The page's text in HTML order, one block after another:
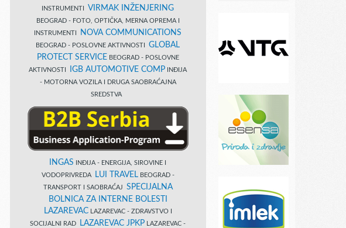
INSTRUMENTI VIRMAK INŽENJERING
BEOGRAD - FOTO, OPTIČKA, MERNA OPREMA I
INSTRUMENTI
NOVA COMMUNICATIONS
BEOGRAD - POSLOVNE AKTIVNOSTI GLOBAL
PROTECT SERVICE BEOGRAD - POSLOVNE
AKTIVNOSTI
IGB AUTOMOTIVE COMP INĐIJA
- MOTORNA VOZILA I DRUGA SAOBRAĆAJNA
SREDSTVA
INGAS INĐIJA - ENERGIJA, SIROVINE I
VODOPRIVREDA
LUI TRAVELBEOGRAD -
TRANSPORT I SAOBRAĆAJ SPECIJALNA
BOLNICA ZA INTERNE BOLESTI
LAZAREVACLAZAREVAC - ZDRAVSTVO I
SOCIJALNI RAD
LAZAREVAC JPKP LAZAREVAC -